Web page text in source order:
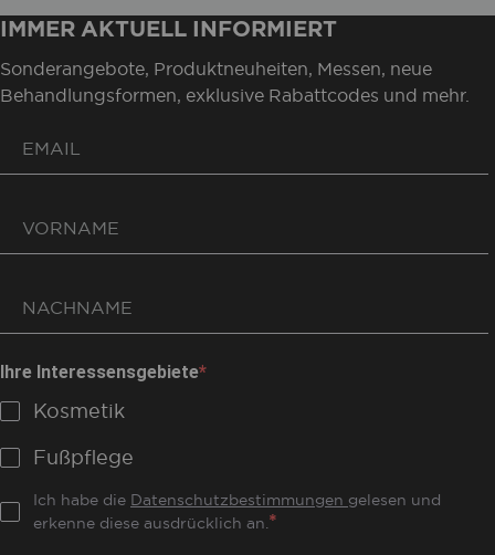
IMMER AKTUELL INFORMIERT
Sonderangebote, Produktneuheiten, Messen, neue
Behandlungsformen, exklusive Rabattcodes und mehr.
Ihre Interessensgebiete
Kosmetik
Fußpflege
Ich habe die Datenschutzbestimmungen gelesen und
erkenne diese ausdrücklich an.